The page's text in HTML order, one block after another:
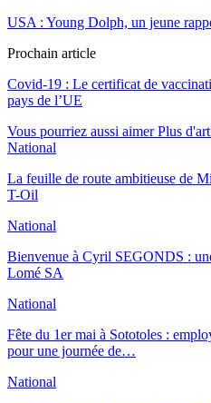
USA : Young Dolph, un jeune
Prochain article
Covid-19 : Le certificat de
pays de l’UE
Vous pourriez aussi aimer Plus
National
La feuille de route ambitieuse de
T-Oil
National
Bienvenue à Cyril SEGONDS :
Lomé SA
National
Fête du 1er mai à Sototoles :
pour une journée de…
National